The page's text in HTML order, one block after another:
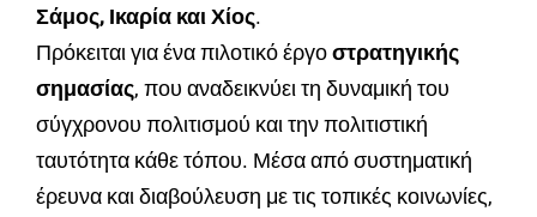
Σάμος, Ικαρία και Χίος.
Πρόκειται για ένα πιλοτικό έργοστρατηγικής
σημασίας, που αναδεικνύει τη δυναμική του
σύγχρονου πολιτισμού και την πολιτιστική
ταυτότητα κάθε τόπου. Μέσα από συστηματική
έρευνα και διαβούλευση με τις τοπικές κοινωνίες,